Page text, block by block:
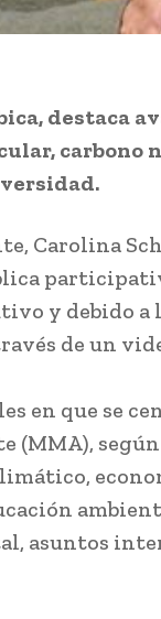
destaca
carbono
Carolina
y debido a
de un
en que se
(MMA),
asuntos